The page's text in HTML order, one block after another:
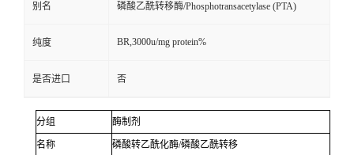
别名 磷酸乙酰转移酶/Phosphotransacetylase (PTA)
纯度 BR,3000u/mg protein%
是否进口 否
分组 酶制剂
名称 磷酸转乙酰化酶/磷酸乙酰转移